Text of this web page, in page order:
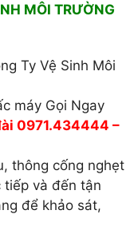
MÔI TRƯỜNG
Ty Vệ Sinh Môi
máy Gọi Ngay
0971.434444 –
thông cống nghẹt
và đến tận
để khảo sát,